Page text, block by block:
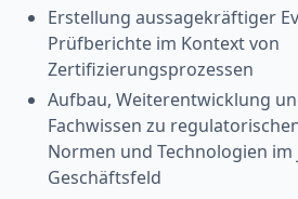
Erstellung aussagekräftiger
Prüfberichte im Kontext von
Zertifizierungsprozessen
Aufbau, Weiterentwicklung
Fachwissen zu
Normen und Technologien im
Geschäftsfeld